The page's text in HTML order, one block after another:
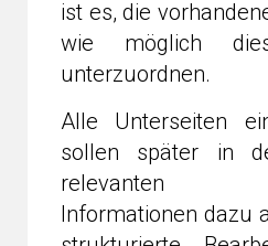
ist es, die
wie möglich
unterzuordnen.
Alle Unterseiten
sollen später in
relevanten
Informationen dazu